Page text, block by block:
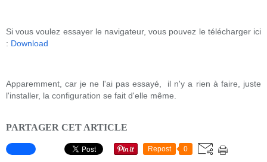
Si vous voulez essayer le navigateur, vous pouvez le télécharger ici
: Download
Apparemment, car je ne l'ai pas essayé, il n'y a rien à faire, juste
l'installer, la configuration se fait d'elle même.
PARTAGER CET ARTICLE
Repost 0